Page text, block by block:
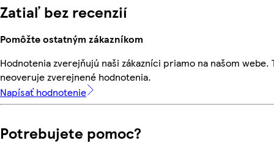
Zatiaľ bez recenzií
Pomôžte ostatným zákazníkom
Hodnotenia zverejňujú naši zákazníci priamo na našom webe.
neoveruje zverejnené hodnotenia.
Napísať hodnotenie
Potrebujete pomoc?